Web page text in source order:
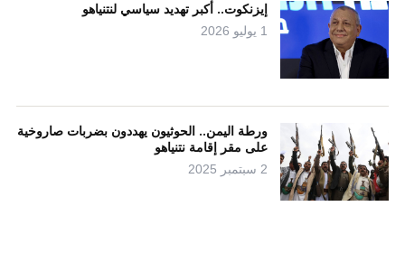
إيزنكوت.. أكبر تهديد سياسي لنتنياهو
1 يوليو 2026
ورطة اليمن.. الحوثيون يهددون بضربات صاروخية
على مقر إقامة نتنياهو
2 سبتمبر 2025